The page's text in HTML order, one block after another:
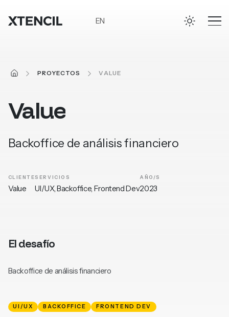
EN
INICIO PROYECTOS VALUE
Value
Backoffice de análisis financiero
CLIENTE
Value
SERVICIOS
UI/UX, Backoffice, Frontend Dev
AÑO/S
2023
El desafío
Backoffice de análisis financiero
UI/UX BACKOFFICE FRONTEND DEV